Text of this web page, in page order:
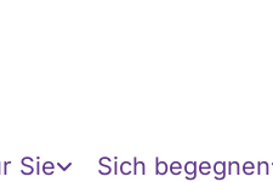
Sie Sich begegnen